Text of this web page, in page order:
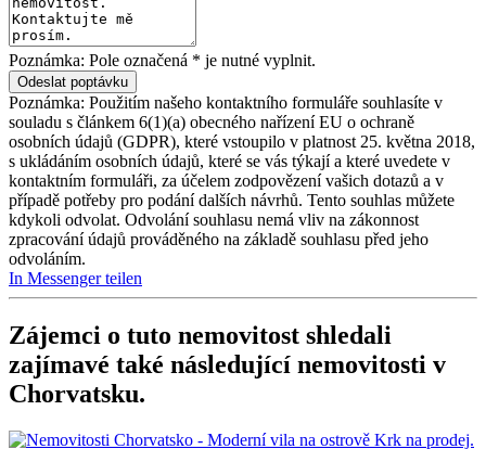
Poznámka: Pole označená * je nutné vyplnit.
Poznámka: Použitím našeho kontaktního formuláře souhlasíte v
souladu s článkem 6(1)(a) obecného nařízení EU o ochraně
osobních údajů (GDPR), které vstoupilo v platnost 25. května 2018,
s ukládáním osobních údajů, které se vás týkají a které uvedete v
kontaktním formuláři, za účelem zodpovězení vašich dotazů a v
případě potřeby pro podání dalších návrhů. Tento souhlas můžete
kdykoli odvolat. Odvolání souhlasu nemá vliv na zákonnost
zpracování údajů prováděného na základě souhlasu před jeho
odvoláním.
In Messenger teilen
Zájemci o tuto nemovitost shledali
zajímavé také následující nemovitosti v
Chorvatsku.